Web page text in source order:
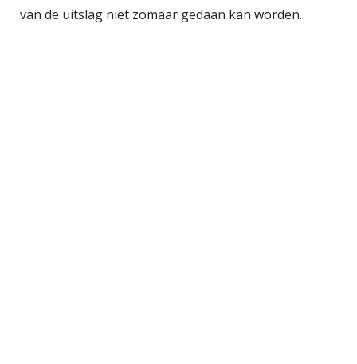
van de uitslag niet zomaar gedaan kan worden.